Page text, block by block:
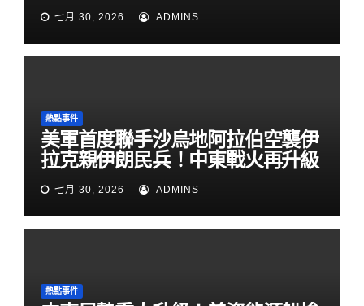
七月 30, 2026 ADMINS
熱點事件
美軍首度聯手沙烏地阿拉伯空襲伊
拉克親伊朗民兵！中東戰火再升級
七月 30, 2026 ADMINS
熱點事件